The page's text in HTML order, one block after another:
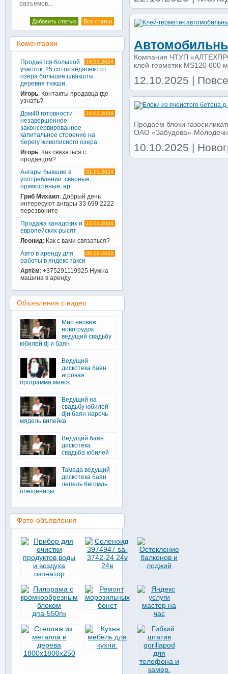
Компания ЧТУП
клей-герметик MS120 600
12.10.2025 |
Продаем блоки
ОАО «Забудова»-
10.10.2025 |
разъемов...
Все статьи
Добавить статью
Коментарии
16.02.2024
Продается большой
участок, 25 соток недалеко от
озера большие швакшты.
деревня тюкши.
Игорь: Контакты продавца где
узнать?
16.02.2024
Дом40 готовности
незавершенное
законсервированное
капитальное строение на
берегу живописного озера
Игорь: Как связаться с
продавцом?
31.01.2024
Ангары бывшие в
употреблении. сварные,
прямостеные, ар
Гриб Михаил: Добрый день
интересуют ангары 33 699 2222
перезвоните
15.01.2024
Продажа канадских и
европейских рысят
Леонид: Как с вами связаться?
05.09.2023
Авто в аренду для
работы в яндекс такси
Артём: +375291119925 Нужна
машина в аренду
Объявления с видео
Мир несвиж
новогрудок
ведущий свадьбу
юбилей dj и баян
Ведущий
дискотека баян
игровая
программа минск
Ведущий на
свадьбу юбилей
djи баян нарочь
мядель вилейка
Ведущий баян
дискотека
свадьба юбилей
Тамада ведущий
дискотека баян
лепель бегомль
плещеницы
Фото-объявления